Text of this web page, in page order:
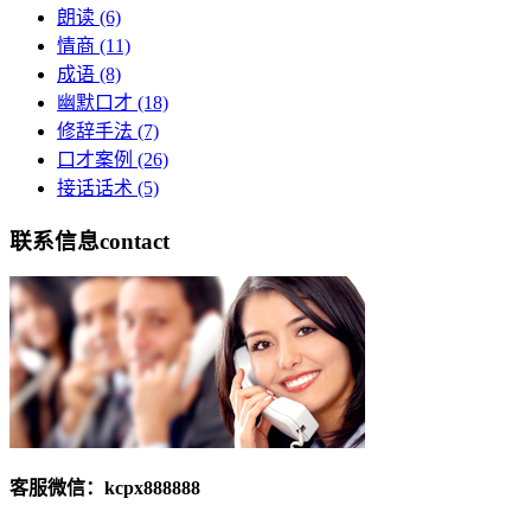
朗读 (6)
情商 (11)
成语 (8)
幽默口才 (18)
修辞手法 (7)
口才案例 (26)
接话话术 (5)
联系信息contact
客服微信：kcpx888888